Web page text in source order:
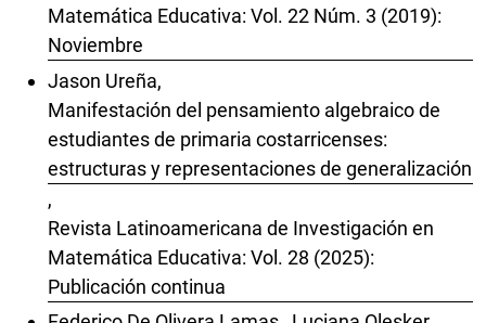
Matemática Educativa: Vol. 22 Núm. 3 (2019):
Noviembre
Jason Ureña,
Manifestación del pensamiento algebraico de
estudiantes de primaria costarricenses:
estructuras y representaciones de generalización
,
Revista Latinoamericana de Investigación en
Matemática Educativa: Vol. 28 (2025):
Publicación continua